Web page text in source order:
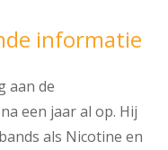
informatie
aan de
een jaar al op. Hij
als Nicotine en